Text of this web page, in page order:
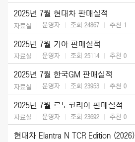
2025년 7월 현대차 판매실적
자료실 운영자 조회 24867 추천 1
2025년 7월 기아 판매실적
자료실 운영자 조회 25114 추천 0
2025년 7월 한국GM 판매실적
자료실 운영자 조회 23953 추천 0
2025년 7월 르노코리아 판매실적
자료실 운영자 조회 23692 추천 0
현대차 Elantra N TCR Edition (2026)